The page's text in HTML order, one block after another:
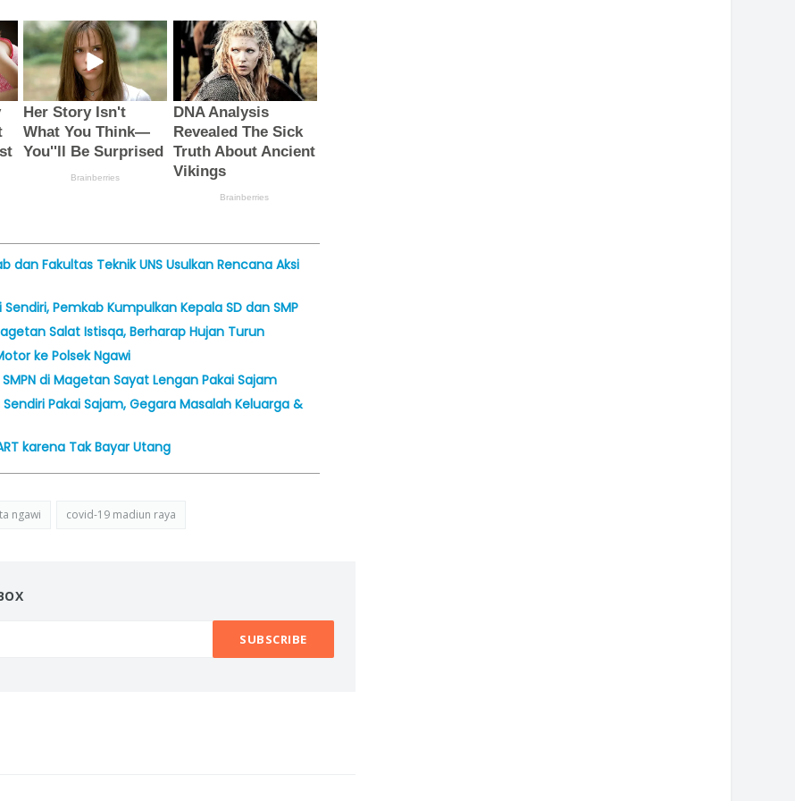
Fakultas Teknik UNS Usulkan Rencana Aksi
Pemkab Kumpulkan Kepala SD dan SMP
Salat Istisqa, Berharap Hujan Turun
ke Polsek Ngawi
di Magetan Sayat Lengan Pakai Sajam
Pakai Sajam, Gegara Masalah Keluarga &
karena Tak Bayar Utang
ngawi covid-19 madiun raya